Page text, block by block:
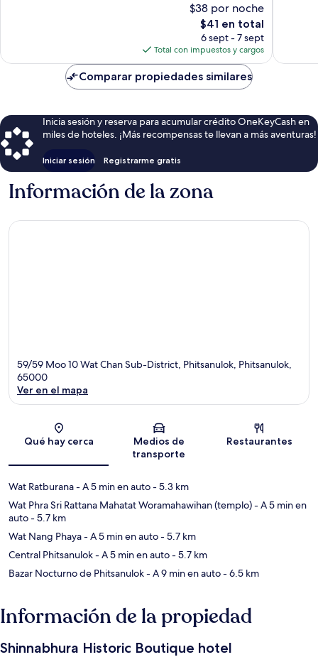
$38 por noche
El
precio
actual
es
de
$41
$41 en total
6 sept - 7 sept
Total con impuestos y cargos
Comparar propiedades similares
Inicia sesión y reserva para acumular crédito OneKeyCash en
miles de hoteles. ¡Más recompensas te llevan a más aventuras!
Iniciar sesión Registrarme gratis
Información de la zona
59/59 Moo 10 Wat Chan Sub-District, Phitsanulok, Phitsanulok,
65000
Ver en el mapa
Qué hay cerca
Medios de
transporte
Restaurantes
Wat Ratburana- A 5 min en auto- 5.3 km
Wat Phra Sri Rattana Mahatat Woramahawihan (templo)- A 5 min en
auto- 5.7 km
Wat Nang Phaya- A 5 min en auto- 5.7 km
Central Phitsanulok- A 5 min en auto- 5.7 km
Bazar Nocturno de Phitsanulok- A 9 min en auto- 6.5 km
Información de la propiedad
Shinnabhura Historic Boutique hotel